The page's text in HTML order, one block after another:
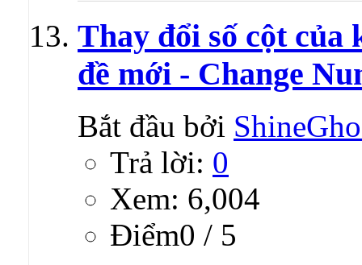
Thay đổi số cột của
đề mới - Change
Bắt đầu bởi
Trả lời: 0
Xem: 6,004
Ðiểm0 / 5